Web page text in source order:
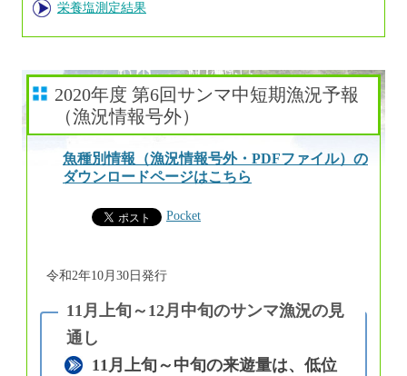
栄養塩測定結果
2020年度 第6回サンマ中短期漁況予報
（漁況情報号外）
魚種別情報（漁況情報号外・PDFファイル）の
ダウンロードページはこちら
Pocket
令和2年10月30日発行
11月上旬～中旬の来遊量は、低位